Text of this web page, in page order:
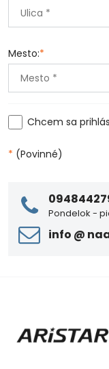
Mesto:*
Chcem sa
* (Povinné)
Pondelok -
info ​@